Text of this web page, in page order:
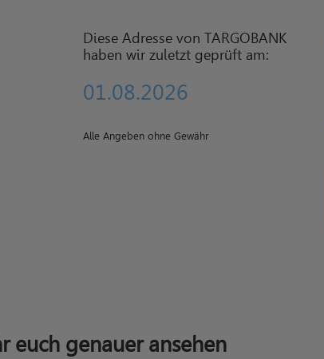
Diese Adresse von TARGOBANK
haben wir zuletzt geprüft am:
01.08.2026
Alle Angeben ohne Gewähr
euch genauer ansehen